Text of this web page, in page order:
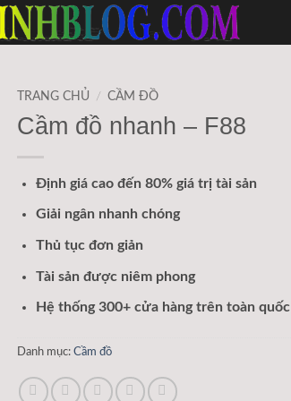
TRANG CHỦ / CẦM ĐỒ
Cầm đồ nhanh – F88
Định giá cao đến 80% giá trị tài sản
Giải ngân nhanh chóng
Thủ tục đơn giản
Tài sản được niêm phong
Hệ thống300+cửa hàng trên toàn quốc
Danh mục: Cầm đồ